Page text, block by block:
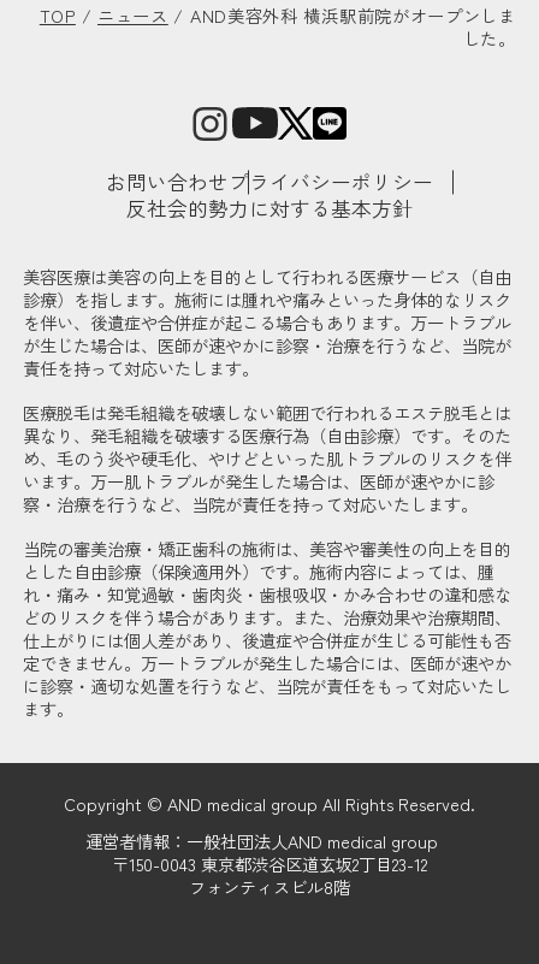
TOP / ニュース / AND美容外科 横浜駅前院がオープンしま
した。
お問い合わせ プライバシーポリシー
反社会的勢力に対する基本方針
美容医療は美容の向上を目的として行われる医療サービス（自由
診療）を指します。施術には腫れや痛みといった身体的なリスク
を伴い、後遺症や合併症が起こる場合もあります。万一トラブル
が生じた場合は、医師が速やかに診察・治療を行うなど、当院が
責任を持って対応いたします。
医療脱毛は発毛組織を破壊しない範囲で行われるエステ脱毛とは
異なり、発毛組織を破壊する医療行為（自由診療）です。そのた
め、毛のう炎や硬毛化、やけどといった肌トラブルのリスクを伴
います。万一肌トラブルが発生した場合は、医師が速やかに診
察・治療を行うなど、当院が責任を持って対応いたします。
当院の審美治療・矯正歯科の施術は、美容や審美性の向上を目的
とした自由診療（保険適用外）です。施術内容によっては、腫
れ・痛み・知覚過敏・歯肉炎・歯根吸収・かみ合わせの違和感な
どのリスクを伴う場合があります。また、治療効果や治療期間、
仕上がりには個人差があり、後遺症や合併症が生じる可能性も否
定できません。万一トラブルが発生した場合には、医師が速やか
に診察・適切な処置を行うなど、当院が責任をもって対応いたし
ます。
Copyright © AND medical group All Rights Reserved.
運営者情報：一般社団法人AND medical group
〒150-0043 東京都渋谷区道玄坂2丁目23-12
フォンティスビル8階